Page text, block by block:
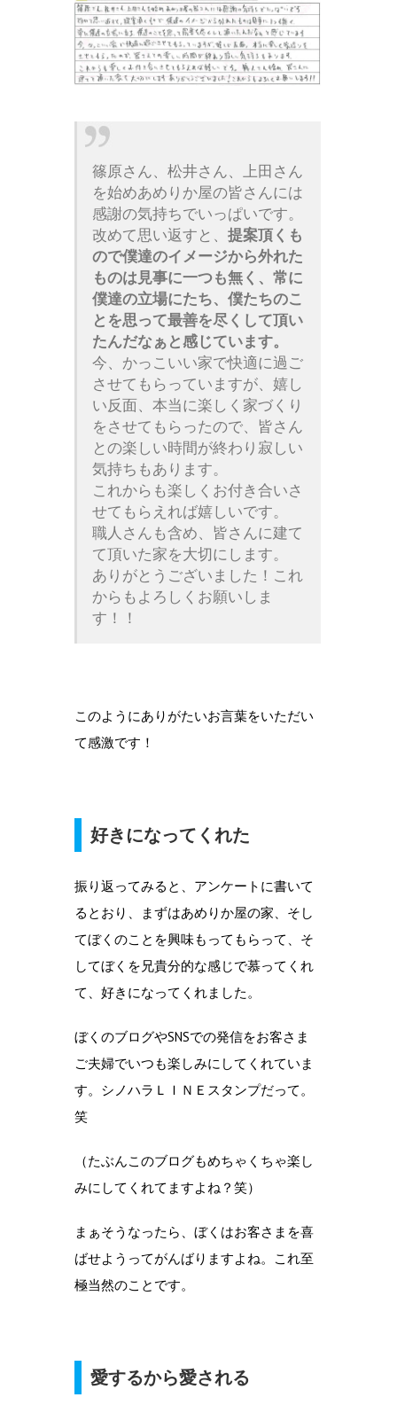
篠原さん、松井さん、上田さん
を始めあめりか屋の皆さんには
感謝の気持ちでいっぱいです。
改めて思い返すと、 提案頂くも
ので僕達のイメージから外れた
ものは見事に一つも無く、常に
僕達の立場にたち、僕たちのこ
とを思って最善を尽くして頂い
たんだなぁと感じています。
今、かっこいい家で快適に過ご
させてもらっていますが、嬉し
い反面、本当に楽しく家づくり
をさせてもらったので、皆さん
との楽しい時間が終わり寂しい
気持ちもあります。
これからも楽しくお付き合いさ
せてもらえれば嬉しいです。
職人さんも含め、皆さんに建て
て頂いた家を大切にします。
ありがとうございました！これ
からもよろしくお願いしま
す！！
このようにありがたいお言葉をいただい
て感激です！
好きになってくれた
振り返ってみると、アンケートに書いて
るとおり、まずはあめりか屋の家、そし
てぼくのことを興味もってもらって、そ
してぼくを兄貴分的な感じで慕ってくれ
て、好きになってくれました。
ぼくのブログやSNSでの発信をお客さま
ご夫婦でいつも楽しみにしてくれていま
す。シノハラＬＩＮＥスタンプだって。
笑
（たぶんこのブログもめちゃくちゃ楽し
みにしてくれてますよね？笑）
まぁそうなったら、ぼくはお客さまを喜
ばせようってがんばりますよね。これ至
極当然のことです。
愛するから愛される